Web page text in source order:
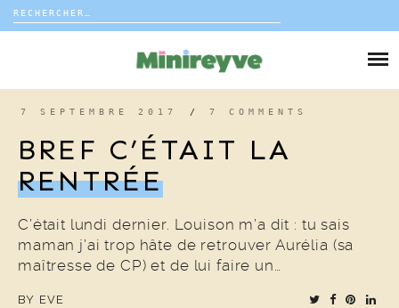
Rechercher :
DÉCO
COUP DE COEUR
EDITORIAL
7 SEPTEMBRE 2017 / 7 COMMENTS
BREF C’ÉTAIT LA
RENTRÉE
C’était lundi dernier. Louison m’a dit : tu sais
maman j’ai trop hâte de retrouver Aurélia (sa
maîtresse de CP) et de lui faire un…
BY EVE